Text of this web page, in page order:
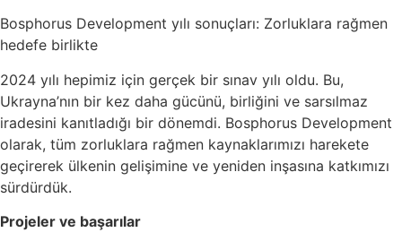
Bosphorus Development yılı sonuçları: Zorluklara rağmen
hedefe birlikte
2024 yılı hepimiz için gerçek bir sınav yılı oldu. Bu,
Ukrayna’nın bir kez daha gücünü, birliğini ve sarsılmaz
iradesini kanıtladığı bir dönemdi. Bosphorus Development
olarak, tüm zorluklara rağmen kaynaklarımızı harekete
geçirerek ülkenin gelişimine ve yeniden inşasına katkımızı
sürdürdük.
Projeler ve başarılar